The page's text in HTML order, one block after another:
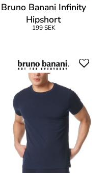
Bruno Banani Infinity
Hipshort
199 SEK